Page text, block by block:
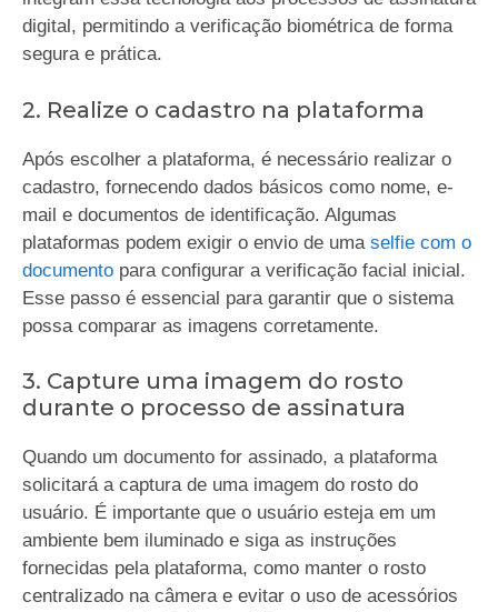
digital, permitindo a verificação biométrica de forma
segura e prática.
2. Realize o cadastro na plataforma
Após escolher a plataforma, é necessário realizar o
cadastro, fornecendo dados básicos como nome, e-
mail e documentos de identificação. Algumas
plataformas podem exigir o envio de uma selfie com o
documento para configurar a verificação facial inicial.
Esse passo é essencial para garantir que o sistema
possa comparar as imagens corretamente.
3. Capture uma imagem do rosto
durante o processo de assinatura
Quando um documento for assinado, a plataforma
solicitará a captura de uma imagem do rosto do
usuário. É importante que o usuário esteja em um
ambiente bem iluminado e siga as instruções
fornecidas pela plataforma, como manter o rosto
centralizado na câmera e evitar o uso de acessórios